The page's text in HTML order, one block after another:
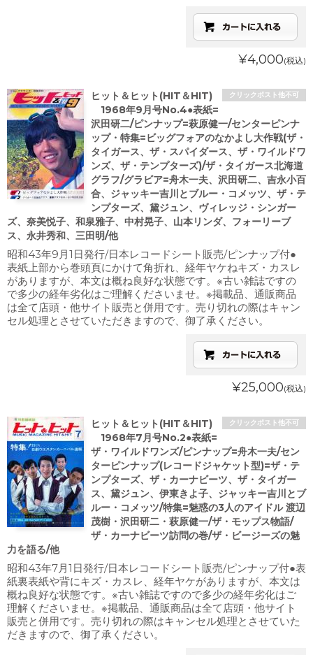
¥4,000(税込)
クリックポスト他不可
ヒット＆ヒット(HIT＆HIT)
1968年9月号No.4●表紙=
沢田研二/ピンナップ=萩原健一/センターピンナ
ップ・特集=ビッグフォアのなかよし大作戦(ザ・
タイガース、ザ・スパイダース、ザ・ワイルドワ
ンズ、ザ・テンプターズ)/ザ・タイガース北海道
グラフ/グラビア=舟木一夫、沢田研二、吉永小百
合、ジャッキー吉川とブルー・コメッツ、ザ・テ
ンプターズ、黛ジュン、ヴィレッジ・シンガー
ズ、奈美悦子、和泉雅子、中村晃子、山本リンダ、フォーリーブ
ス、永井秀和、三田明/他
昭和43年9月1日発行/日本レコードシート販売/ピンナップ付●
表紙上部から巻頭頁にかけて角折れ、経年ヤケねキズ・カスレ
がありますが、本文は概ね良好な状態です。※古い雑誌ですの
で多少の経年劣化はご理解くださいませ。※掲載品、通販商品
は全て店頭・他サイト販売と併用です。売り切れの際はキャン
セル処理とさせていただきますので、御了承ください。
¥25,000(税込)
クリックポスト他不可
ヒット＆ヒット(HIT＆HIT)
1968年7月号No.2●表紙=
ザ・ワイルドワンズ/ピンナップ=舟木一夫/セン
ターピンナップ(レコードジャケット型)=ザ・テ
ンプターズ、ザ・カーナビーツ、ザ・タイガー
ス、黛ジュン、伊東きよ子、ジャッキー吉川とブ
ルー・コメッツ/特集=魅惑の3人のアイドル 渡辺
茂樹・沢田研二・萩原健一/ザ・モップス物語/
ザ・カーナビーツ訪問の巻/ザ・ビージーズの魅
力を語る/他
昭和43年7月1日発行/日本レコードシート販売/ピンナップ付●表
紙裏表紙や背にキズ・カスレ、経年ヤケがありますが、本文は
概ね良好な状態です。※古い雑誌ですので多少の経年劣化はご
理解くださいませ。※掲載品、通販商品は全て店頭・他サイト
販売と併用です。売り切れの際はキャンセル処理とさせていた
だきますので、御了承ください。